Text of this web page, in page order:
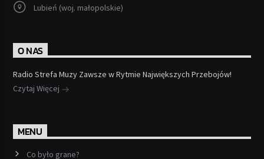
Lubień (woj. małopolskie)
O NAS
Radio Strefa Muzy Zawsze w Rytmie Największych Przebojów!
Czytaj Więcej
MENU
Co było grane?